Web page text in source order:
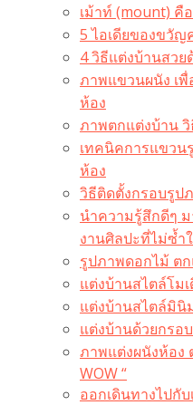
เม้าท์ (mount) คื
5 ไอเดียของขวั
4 วิธีแต่งบ้านสวย
ภาพแขวนผนัง เ
ห้อง
ภาพตกแต่งบ้าน
เทคนิคการแขวน
ห้อง
วิธีติดตั้งกรอบรูป
นำความรู้สึกดีๆ
งานศิลปะที่ไม่ซ้ำ
รูปภาพดอกไม้ ต
แต่งบ้านสไตล์โม
แต่งบ้านสไตล์มินิ
แต่งบ้านด้วยกรอ
ภาพแต่งผนังห้อง
WOW “
ออกเดินทางไปกั